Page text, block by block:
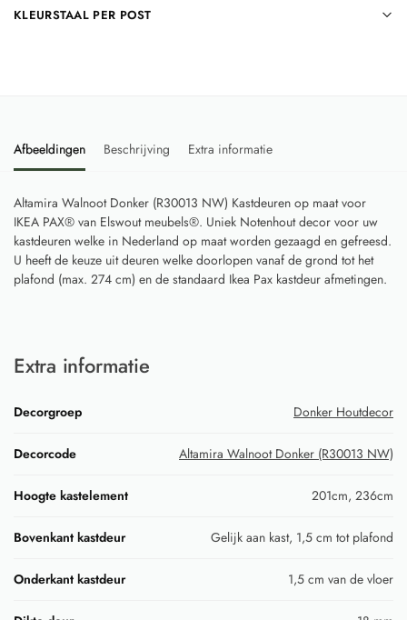
KLEURSTAAL PER POST
Afbeeldingen Beschrijving Extra informatie
Altamira Walnoot Donker (R30013 NW) Kastdeuren op maat voor
IKEA PAX® van Elswout meubels®. Uniek Notenhout decor voor uw
kastdeuren welke in Nederland op maat worden gezaagd en gefreesd.
U heeft de keuze uit deuren welke doorlopen vanaf de grond tot het
plafond (max. 274 cm) en de standaard Ikea Pax kastdeur afmetingen.
Extra informatie
Decorgroep Donker Houtdecor
Decorcode Altamira Walnoot Donker (R30013 NW)
Hoogte kastelement 201cm, 236cm
Bovenkant kastdeur Gelijk aan kast, 1,5 cm tot plafond
Onderkant kastdeur 1,5 cm van de vloer